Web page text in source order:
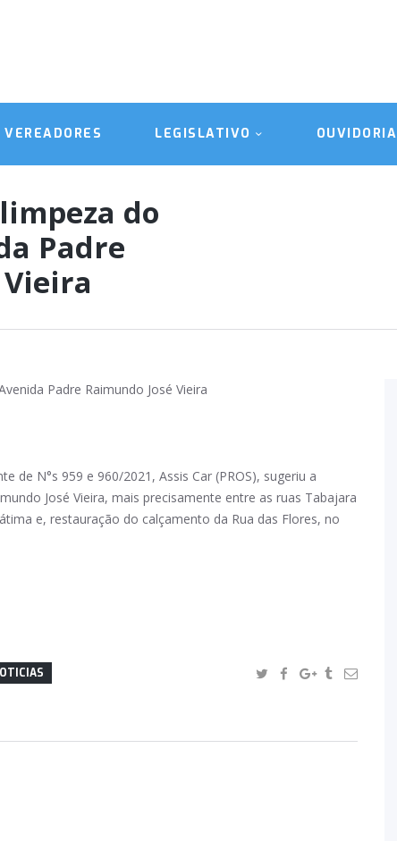
VEREADORES LEGISLATIVO OUVIDORIA
do
Padre
LEGISLATIVO
OUVIDORIA
TRANSPARÊNCIA
de N°s 959 e 960/2021, Assis Car (PROS), sugeriu a
José Vieira, mais precisamente entre as ruas Tabajara
e, restauração do calçamento da Rua das Flores, no